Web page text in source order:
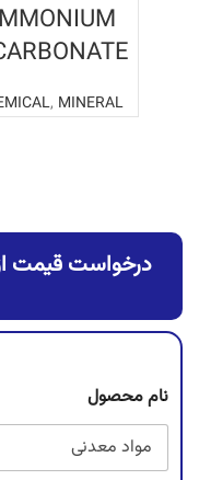
, MINERAL
درخواست قیمت
نام محصول